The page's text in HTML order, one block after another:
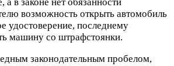
возможность открыть автомобиль
удостоверение, последнему
машину со штрафстоянки.
законодательным пробелом,